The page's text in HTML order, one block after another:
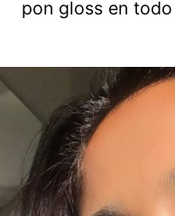
pon gloss en